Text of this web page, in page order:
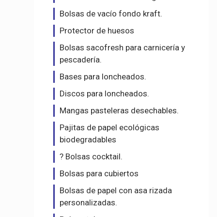
Bolsas de vacío fondo kraft.
Protector de huesos
Bolsas sacofresh para carnicería y
pescadería.
Bases para loncheados.
Discos para loncheados.
Mangas pasteleras desechables.
Pajitas de papel ecológicas
biodegradables
? Bolsas cocktail.
Bolsas para cubiertos
Bolsas de papel con asa rizada
personalizadas.